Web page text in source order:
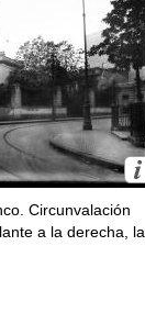
Circunvalación
a la derecha, la